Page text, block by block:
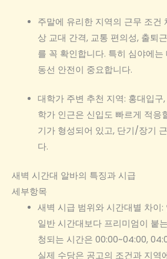
주말에 유리한 지역의 근무 조건
상 교대 간격, 교통 편의성, 출퇴
를 꼭 확인합니다. 특히 심야에
동선 안전이 중요합니다.
대학가 주변 추천 지역: 홍대입구
학가 인근은 신입도 빠르게 적응
기가 형성되어 있고, 단기/장기
다.
새벽 시간대 알바의 특징과 시급
세부항목
새벽 시급 범위와 시간대별 차이
일반 시간대보다 프리미엄이 붙
청되는 시간은 00:00~04:00,
실제 수당은 공고의 조건과 지역